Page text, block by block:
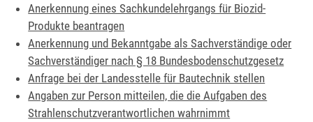
Anerkennung eines Sachkundelehrgangs für Biozid-
Produkte beantragen
Anerkennung und Bekanntgabe als Sachverständige oder
Sachverständiger nach § 18 Bundesbodenschutzgesetz
Anfrage bei der Landesstelle für Bautechnik stellen
Angaben zur Person mitteilen, die die Aufgaben des
Strahlenschutzverantwortlichen wahrnimmt